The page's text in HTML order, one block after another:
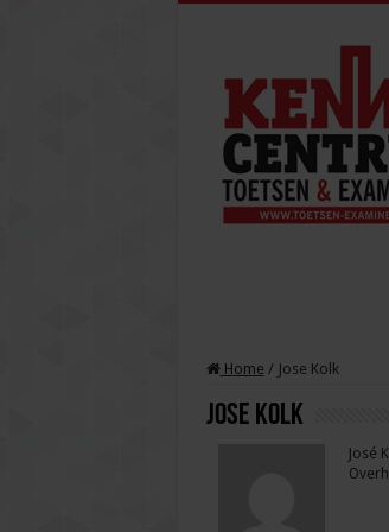
Home / Jose Kolk
Jose Kolk
José